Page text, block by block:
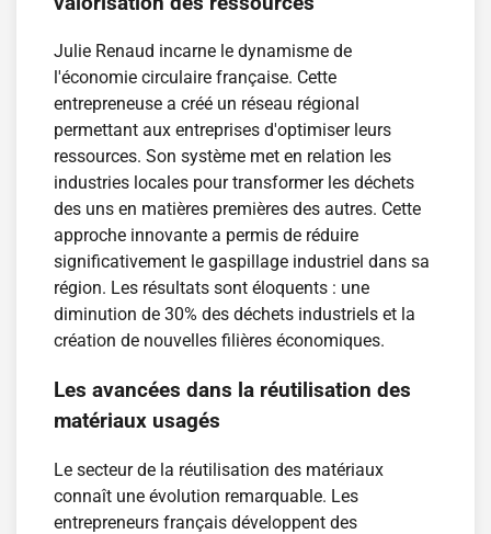
Julie Renaud incarne le dynamisme de
l'économie circulaire française. Cette
entrepreneuse a créé un réseau régional
permettant aux entreprises d'optimiser leurs
ressources. Son système met en relation les
industries locales pour transformer les déchets
des uns en matières premières des autres. Cette
approche innovante a permis de réduire
significativement le gaspillage industriel dans sa
région. Les résultats sont éloquents : une
diminution de 30% des déchets industriels et la
création de nouvelles filières économiques.
Les avancées dans la réutilisation des
matériaux usagés
Le secteur de la réutilisation des matériaux
connaît une évolution remarquable. Les
entrepreneurs français développent des